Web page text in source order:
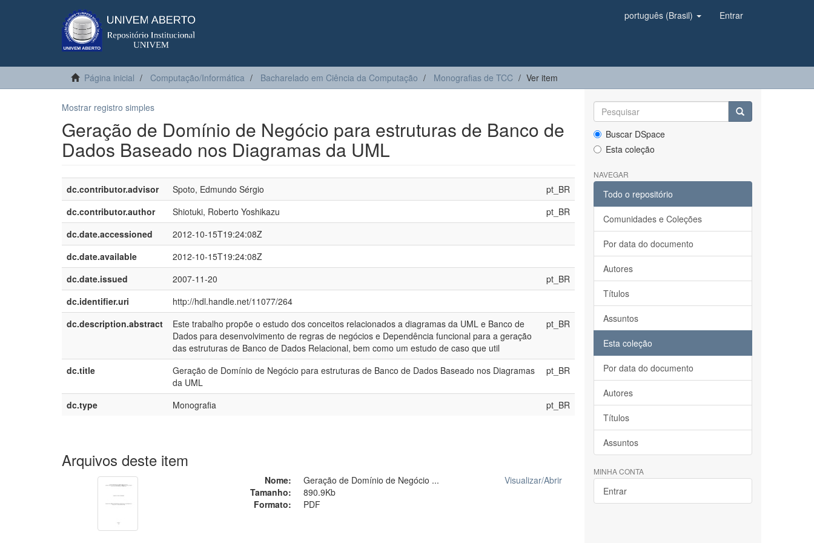
português (Brasil) Entrar
Página inicial Computação/Informática Bacharelado em Ciência da Computação Monografias de TCC Ver item
Mostrar registro simples
Geração de Domínio de Negócio para estruturas de Banco de
Dados Baseado nos Diagramas da UML
dc.contributor.advisor Spoto, Edmundo Sérgio
pt_BR
dc.contributor.author
Shiotuki, Roberto Yoshikazu
pt_BR
dc.date.accessioned
2012-10-15T19:24:08Z
dc.date.available
2012-10-15T19:24:08Z
dc.date.issued
2007-11-20
pt_BR
dc.identifier.uri
http://hdl.handle.net/11077/264
dc.description.abstract
Este trabalho propõe o estudo dos conceitos relacionados a diagramas da UML e Banco de
Dados para desenvolvimento de regras de negócios e Dependência funcional para a geração
das estruturas de Banco de Dados Relacional, bem como um estudo de caso que util
pt_BR
dc.title
Geração de Domínio de Negócio para estruturas de Banco de Dados Baseado nos Diagramas
da UML
pt_BR
dc.type Monografia pt_BR
Arquivos deste item
Nome:
Geração de Domínio de Negócio ...
Tamanho:
890.9Kb
Formato:
PDF
Visualizar/Abrir
Buscar DSpace
Esta coleção
NAVEGAR
Todo o repositório
Comunidades e Coleções
Por data do documento
Autores
Títulos
Assuntos
Esta coleção
Por data do documento
Autores
Títulos
Assuntos
MINHA CONTA
Entrar